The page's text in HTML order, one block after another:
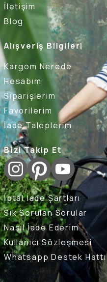
İletişim
Blog
Alışveriş Bilgileri
Kargom Nerede
Hesabım
Siparişlerim
Favorilerim
İade Taleplerim
Bizi Takip Et
İptal İade Şartları
Sık Sorulan Sorular
Nasıl İade Ederim
Kullanıcı Sözleşmesi
Whatsapp Destek Hattı